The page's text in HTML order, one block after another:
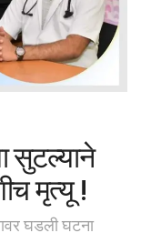
सुटल्याने
मृत्यू !
घडली घटना